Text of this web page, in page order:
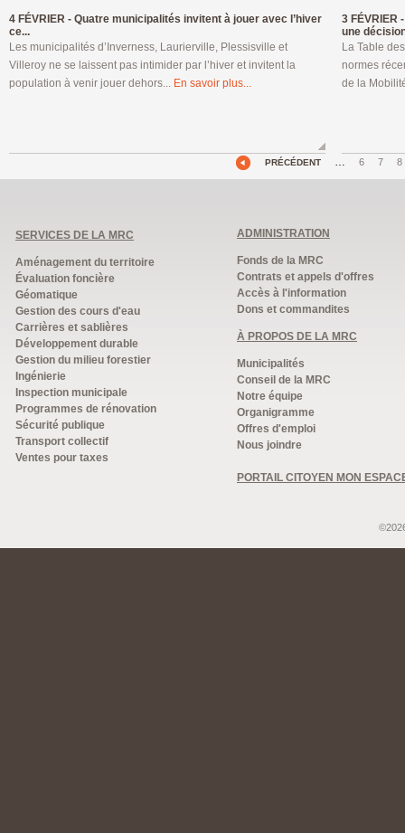
4 FÉVRIER - Quatre municipalités invitent à jouer avec l’hiver
ce...
Les municipalités d’Inverness, Laurierville, Plessisville et
Villeroy ne se laissent pas intimider par l’hiver et invitent la
population à venir jouer dehors... En savoir plus...
3 FÉVRIER -
une
La Table
normes
de la
PRÉCÉDENT … 6 7 8
SERVICES DE LA MRC
Aménagement du territoire
Évaluation foncière
Géomatique
Gestion des cours d'eau
Carrières et sablières
Développement durable
Gestion du milieu forestier
Ingénierie
Inspection municipale
Programmes de rénovation
Sécurité publique
Transport collectif
Ventes pour taxes
ADMINISTRATION
Fonds de la MRC
Contrats et appels d'offres
Accès à l'information
Dons et commandites
À PROPOS DE LA MRC
Municipalités
Conseil de la MRC
Notre équipe
Organigramme
Offres d'emploi
Nous joindre
PORTAIL CITOYEN MON